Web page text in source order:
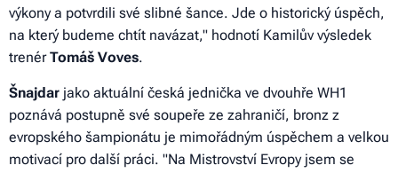
výkony a potvrdili své slibné šance. Jde o historický úspěch,
na který budeme chtít navázat," hodnotí Kamilův výsledek
trenérTomáš Voves.
Šnajdar jako aktuální česká jednička ve dvouhře WH1
poznává postupně své soupeře ze zahraničí, bronz z
evropského šampionátu je mimořádným úspěchem a velkou
motivací pro další práci. "Na Mistrovství Evropy jsem se